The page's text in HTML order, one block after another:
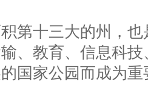
第十三大的州，
、教育、信息科
国家公园而成为